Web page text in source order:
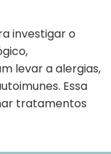
investigar o
levar a alergias,
Essa
tratamentos